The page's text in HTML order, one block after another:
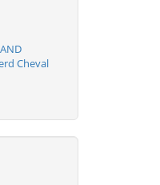
Cheval